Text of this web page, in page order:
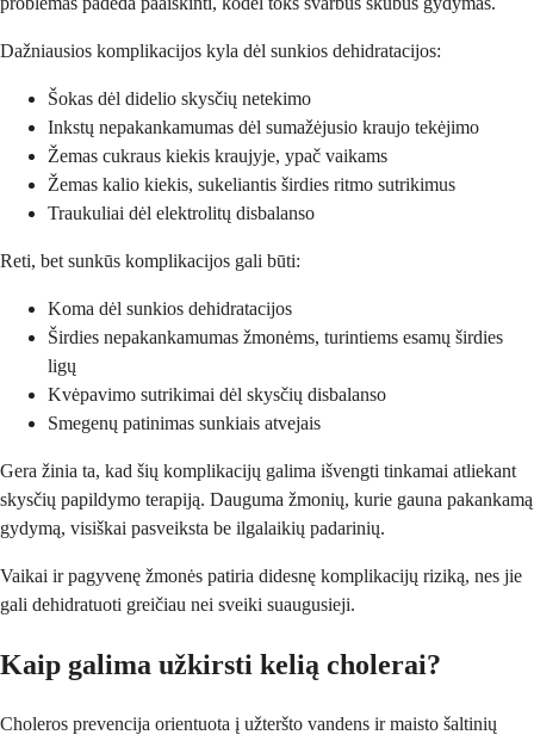
Dažniausios komplikacijos kyla dėl sunkios dehidratacijos:
Šokas dėl didelio skysčių netekimo
Inkstų nepakankamumas dėl sumažėjusio kraujo tekėjimo
Žemas cukraus kiekis kraujyje, ypač vaikams
Žemas kalio kiekis, sukeliantis širdies ritmo sutrikimus
Traukuliai dėl elektrolitų disbalanso
Reti, bet sunkūs komplikacijos gali būti:
Koma dėl sunkios dehidratacijos
Širdies nepakankamumas žmonėms, turintiems esamų širdies
ligų
Kvėpavimo sutrikimai dėl skysčių disbalanso
Smegenų patinimas sunkiais atvejais
Gera žinia ta, kad šių komplikacijų galima išvengti tinkamai atliekant
skysčių papildymo terapiją. Dauguma žmonių, kurie gauna pakankamą
gydymą, visiškai pasveiksta be ilgalaikių padarinių.
Vaikai ir pagyvenę žmonės patiria didesnę komplikacijų riziką, nes jie
gali dehidratuoti greičiau nei sveiki suaugusieji.
Kaip galima užkirsti kelią cholerai?
Choleros prevencija orientuota į užteršto vandens ir maisto šaltinių